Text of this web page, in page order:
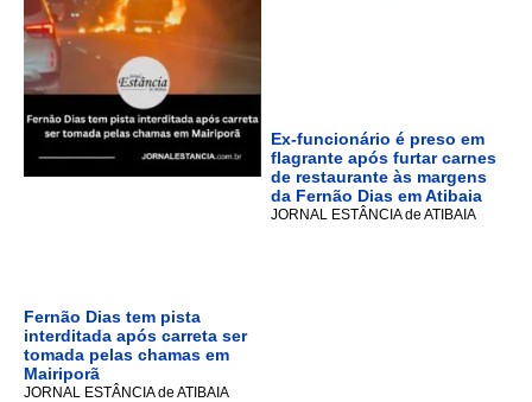
Fernão Dias tem pista
interditada após carreta ser
tomada pelas chamas em
Mairiporã
JORNAL ESTÂNCIA de ATIBAIA
Ex-funcionário é preso em
flagrante após furtar carnes
de restaurante às margens
da Fernão Dias em Atibaia
JORNAL ESTÂNCIA de ATIBAIA